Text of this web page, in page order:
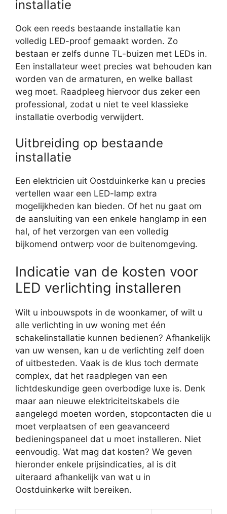
installatie
Ook een reeds bestaande installatie kan
volledig LED-proof gemaakt worden. Zo
bestaan er zelfs dunne TL-buizen met LEDs in.
Een installateur weet precies wat behouden kan
worden van de armaturen, en welke ballast
weg moet. Raadpleeg hiervoor dus zeker een
professional, zodat u niet te veel klassieke
installatie overbodig verwijdert.
Uitbreiding op bestaande
installatie
Een elektricien uit Oostduinkerke kan u precies
vertellen waar een LED-lamp extra
mogelijkheden kan bieden. Of het nu gaat om
de aansluiting van een enkele hanglamp in een
hal, of het verzorgen van een volledig
bijkomend ontwerp voor de buitenomgeving.
Indicatie van de kosten voor
LED verlichting installeren
Wilt u inbouwspots in de woonkamer, of wilt u
alle verlichting in uw woning met één
schakelinstallatie kunnen bedienen? Afhankelijk
van uw wensen, kan u de verlichting zelf doen
of uitbesteden. Vaak is de klus toch dermate
complex, dat het raadplegen van een
lichtdeskundige geen overbodige luxe is. Denk
maar aan nieuwe elektriciteitskabels die
aangelegd moeten worden, stopcontacten die u
moet verplaatsen of een geavanceerd
bedieningspaneel dat u moet installeren. Niet
eenvoudig. Wat mag dat kosten? We geven
hieronder enkele prijsindicaties, al is dit
uiteraard afhankelijk van wat u in
Oostduinkerke wilt bereiken.